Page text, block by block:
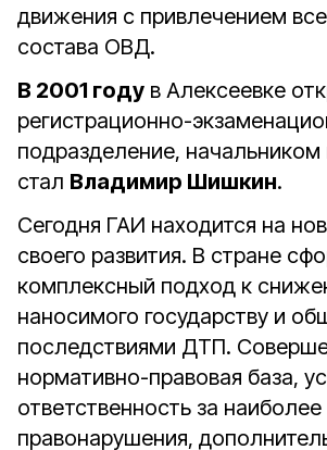
движения с привлечением
состава ОВД.
В 2001 году в Алексеевке
регистрационно-
подразделение, начальником
стал Владимир Шишкин.
Сегодня ГАИ находится на
своего развития. В стране
комплексный подход к
наносимого государству и
последствиями ДТП.
нормативно-правовая база,
ответственность за
правонарушения,